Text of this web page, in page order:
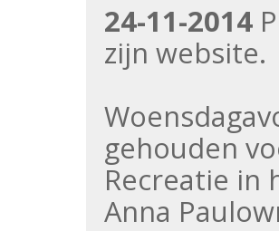
24-11-2014
zijn website.
gehouden
Recreatie in
Anna